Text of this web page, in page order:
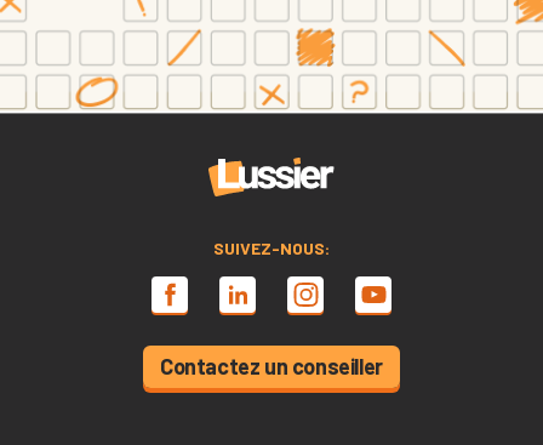
SUIVEZ-NOUS:
Contactez un conseiller